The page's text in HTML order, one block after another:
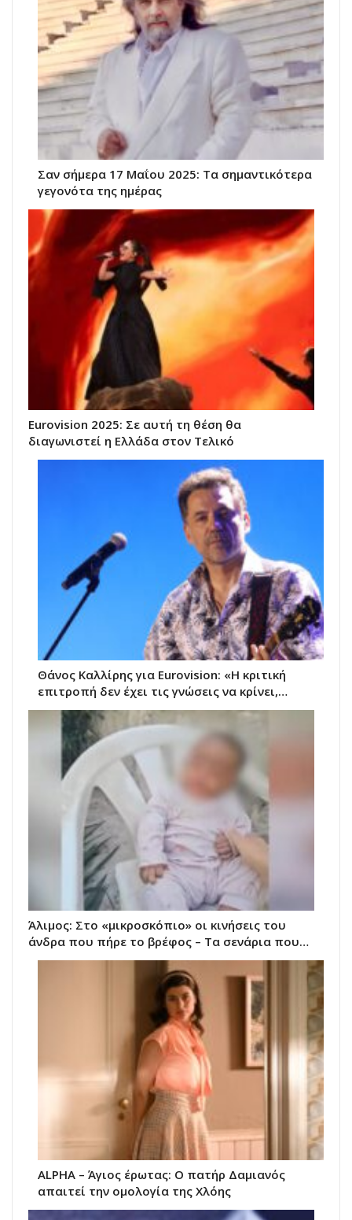
Σαν σήμερα 17 Μαΐου 2025: Τα σημαντικότερα
γεγονότα της ημέρας
Eurovision 2025: Σε αυτή τη θέση θα
διαγωνιστεί η Ελλάδα στον Τελικό
Θάνος Καλλίρης για Eurovision: «Η κριτική
επιτροπή δεν έχει τις γνώσεις να κρίνει,…
Άλιμος: Στο «μικροσκόπιο» οι κινήσεις του
άνδρα που πήρε το βρέφος – Τα σενάρια που…
ALPHA – Άγιος έρωτας: Ο πατήρ Δαμιανός
απαιτεί την ομολογία της Χλόης